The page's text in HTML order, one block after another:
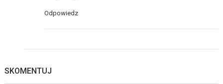
Odpowiedz
SKOMENTUJ